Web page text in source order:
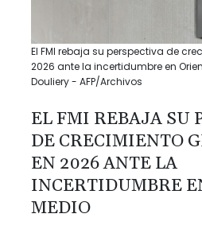
El FMI rebaja su perspectiva de
2026 ante la incertidumbre en
Douliery - AFP/Archivos
EL FMI REBAJA SU
DE CRECIMIENTO
EN 2026 ANTE LA
INCERTIDUMBRE
MEDIO